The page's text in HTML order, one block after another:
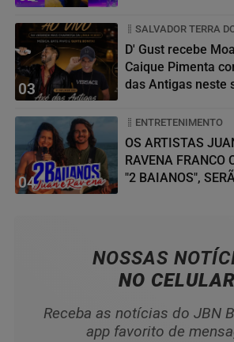
03
SALVADOR TERRA
D' Gust recebe
Caique Pimenta
das Antigas neste
04
ENTRETENIMENTO
OS ARTISTAS
RAVENA FRANCO
"2 BAIANOS",
NOSSAS
NO CELULAR
Receba as notícias do JBN
app favorito de